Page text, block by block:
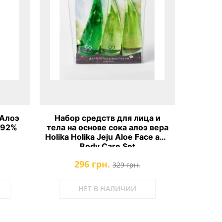
Набор средств для лица и
тела на основе сока алоэ вера
Holika Holika Jeju Aloe Face and
Body Care Set
296 грн. 329 грн.
НЕТ В НАЛИЧИИ